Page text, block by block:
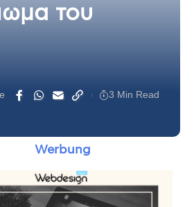
του
3 Min Read
Werbung